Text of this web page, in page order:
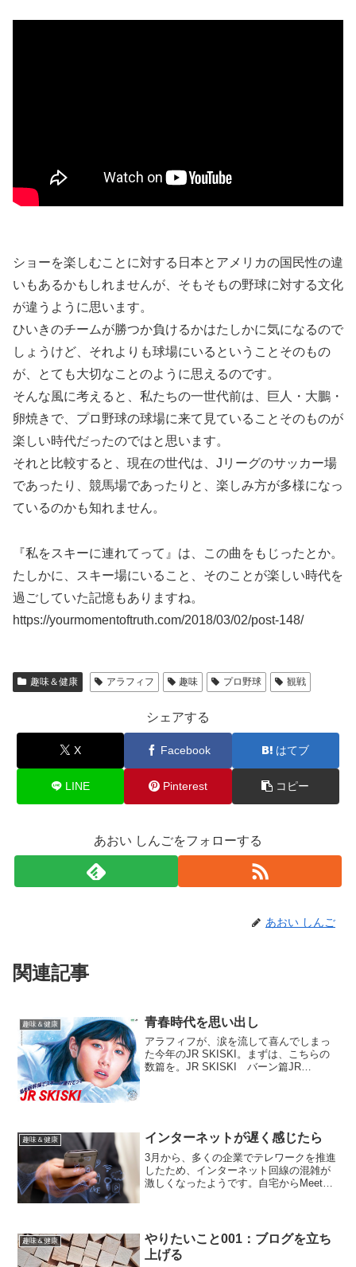
ショーを楽しむことに対する日本とアメリカの国民性の違
いもあるかもしれませんが、そもそもの野球に対する文化
が違うように思います。
ひいきのチームが勝つか負けるかはたしかに気になるので
しょうけど、それよりも球場にいるということそのもの
が、とても大切なことのように思えるのです。
そんな風に考えると、私たちの一世代前は、巨人・大鵬・
卵焼きで、プロ野球の球場に来て見ていることそのものが
楽しい時代だったのではと思います。
それと比較すると、現在の世代は、Jリーグのサッカー場
であったり、競馬場であったりと、楽しみ方が多様になっ
ているのかも知れません。
『私をスキーに連れてって』は、この曲をもじったとか。
たしかに、スキー場にいること、そのことが楽しい時代を
過ごしていた記憶もありますね。
https://yourmomentoftruth.com/2018/03/02/post-148/
趣味＆健康 アラフィフ 趣味 プロ野球 観戦
シェアする
X Facebook はてブ
LINE Pinterest コピー
あおい しんごをフォローする
あおい しんご
関連記事
趣味＆健康 青春時代を思い出し
アラフィフが、涙を流して喜んでしまっ
た今年のJR SKISKI。まずは、こちらの
数篇を。JR SKISKI バーン篇JR
趣味＆健康 インターネットが遅く感じたら
3月から、多くの企業でテレワークを推進
したため、インターネット回線の混雑が
激しくなったようです。自宅からMeetや
で、自宅でNe...
趣味＆健康
やりたいこと001：ブログを立ち
上げる